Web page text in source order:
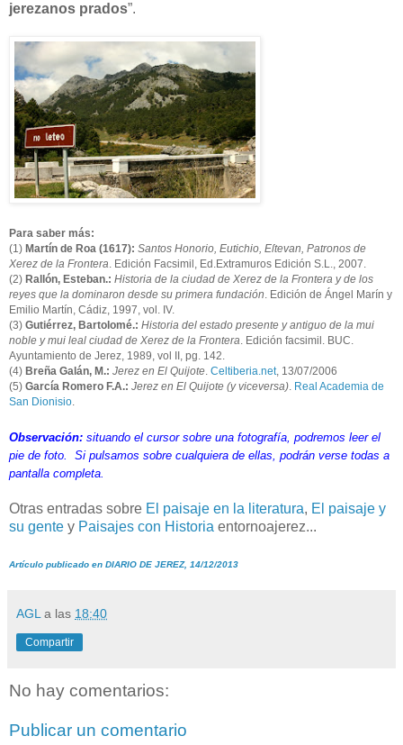
jerezanos prados”.
Para saber más:
(1) Martín de Roa (1617): Santos Honorio, Eutichio, Eſtevan, Patronos de
Xerez de la Frontera. Edición Facsimil, Ed.Extramuros Edición S.L., 2007.
(2) Rallón, Esteban.: Historia de la ciudad de Xerez de la Frontera y de los
reyes que la dominaron desde su primera fundación. Edición de Ángel Marín y
Emilio Martín, Cádiz, 1997, vol. IV.
(3) Gutiérrez, Bartolomé.: Historia del estado presente y antiguo de la mui
noble y mui leal ciudad de Xerez de la Frontera. Edición facsimil. BUC.
Ayuntamiento de Jerez, 1989, vol II, pg. 142.
(4) Breña Galán, M.: Jerez en El Quijote. Celtiberia.net, 13/07/2006
(5) García Romero F.A.: Jerez en El Quijote (y viceversa). Real Academia de
San Dionisio.
Observación: situando el cursor sobre una fotografía, podremos leer el
pie de foto. Si pulsamos sobre cualquiera de ellas, podrán verse todas a
pantalla completa.
Otras entradas sobre El paisaje en la literatura, El paisaje y
su gente y Paisajes con Historia entornoajerez...
Artículo publicado en DIARIO DE JEREZ, 14/12/2013
AGL a las 18:40
Compartir
No hay comentarios:
Publicar un comentario